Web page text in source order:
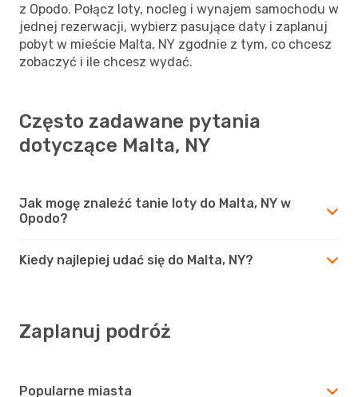
z Opodo. Połącz loty, nocleg i wynajem samochodu w
jednej rezerwacji, wybierz pasujące daty i zaplanuj
pobyt w mieście Malta, NY zgodnie z tym, co chcesz
zobaczyć i ile chcesz wydać.
Często zadawane pytania
dotyczące Malta, NY
Jak mogę znaleźć tanie loty do Malta, NY w
Opodo?
Kiedy najlepiej udać się do Malta, NY?
Zaplanuj podróż
Popularne miasta